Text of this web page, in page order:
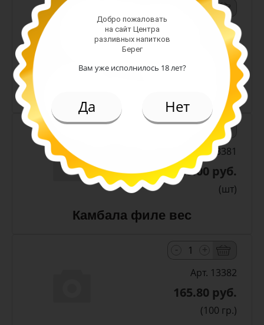
+
Арт. 13380
588.00 руб.
(шт)
-
Арт. 13381
588.00 руб.
(шт)
Камбала филе вес
Арт. 13382
165.80 руб.
(100 гр.)
Добро пожаловать
на сайт Центра
разливных напитков
Берег
Вам уже исполнилось 18 лет?
Да Нет